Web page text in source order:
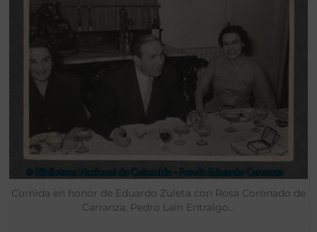
Comida en honor de Eduardo Zuleta con Rosa Coronado de
Carranza, Pedro Laín Entralgo…